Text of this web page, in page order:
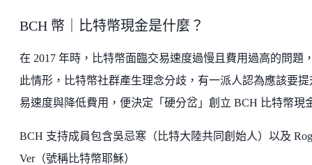
BCH 幣｜比特幣現金是什麼？
在 2017 年時，比特幣面臨交易速度過慢且費用過高的問題
此情形，比特幣社群產生理念分歧，有一派人認為應該要提
易速度與降低費用，便決定「硬分岔」創立 BCH 比特幣現
BCH 支持成員包含吳忌寒（比特大陸共同創始人）以及
Ver（號稱比特幣耶穌）